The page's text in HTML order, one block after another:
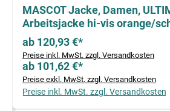
MASCOT Jacke, Damen,
Arbeitsjacke hi-vis orange/
ab 120,93 €*
Preise inkl. MwSt. zzgl. Versandkosten
ab 101,62 €*
Preise exkl. MwSt. zzgl. Versandkosten
Preise inkl. MwSt. zzgl. Versandkosten